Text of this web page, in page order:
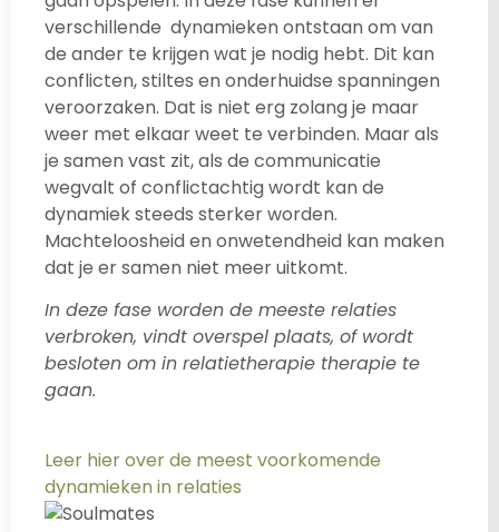
verschillende dynamieken ontstaan om van
de ander te krijgen wat je nodig hebt. Dit kan
conflicten, stiltes en onderhuidse spanningen
veroorzaken. Dat is niet erg zolang je maar
weer met elkaar weet te verbinden. Maar als
je samen vast zit, als de communicatie
wegvalt of conflictachtig wordt kan de
dynamiek steeds sterker worden.
Machteloosheid en onwetendheid kan maken
dat je er samen niet meer uitkomt.
In deze fase worden de meeste relaties
verbroken, vindt overspel plaats, of wordt
besloten om in relatietherapie therapie te
gaan.
Leer hier over de meest voorkomende
dynamieken in relaties